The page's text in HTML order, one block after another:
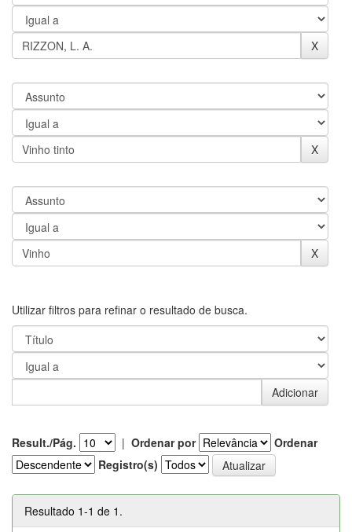
Utilizar filtros para refinar o resultado de busca.
Result./Pág. | Ordenar por
Ordenar
Registro(s)
Resultado 1-1 de 1.